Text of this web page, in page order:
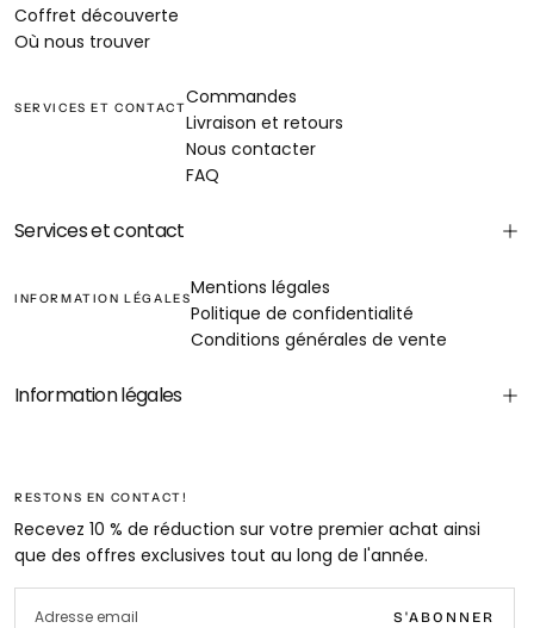
Coffret découverte
Où nous trouver
SERVICES ET CONTACTCommandes
Livraison et retours
Nous contacter
FAQ
Services et contact
INFORMATION LÉGALESMentions légales
Politique de confidentialité
Conditions générales de vente
Information légales
RESTONS EN CONTACT!
Recevez 10 % de réduction sur votre premier achat ainsi
que des offres exclusives tout au long de l'année.
EMAIL
S'ABONNER